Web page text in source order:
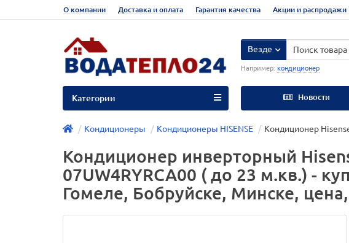
О компании Доставка и оплата Гарантия качества Акции и распродажи
Везде
Например: кондиционер
Новости
Категории
Кондиционеры Кондиционеры HISENSE Кондиционер
Кондиционер инверторный
07UW4RYRCA00 ( до 23 м.кв.) -
Гомеле, Бобруйске, Минске,